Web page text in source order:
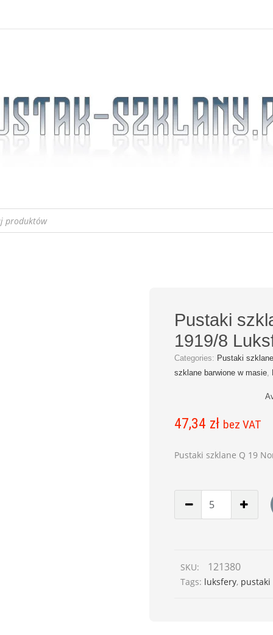
Pustaki
1919/8
Categories: Pustaki
szklane barwione w masie,
47,34 zł bez VAT
Pustaki szklane Q 19
SKU: 121380
Tags: luksfery, pustaki